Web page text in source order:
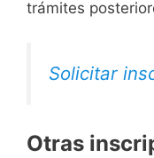
trámites
Solicitar
Otras